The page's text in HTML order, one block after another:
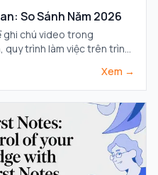
So Sánh Năm 2026
ghi chú video trong
trình làm việc trên trình
Xem →